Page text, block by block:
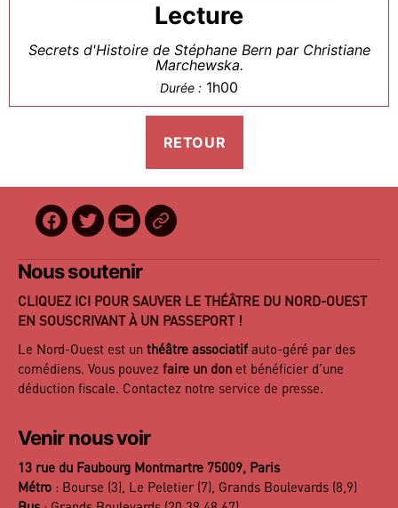
Lecture
Secrets d'Histoire de Stéphane Bern par Christiane
Marchewska.
Durée : 1h00
Facebook
Twitter
E-
mail
BilletReduc
Nous soutenir
CLIQUEZ ICI POUR SAUVER LE THÉÂTRE DU NORD-OUEST
EN SOUSCRIVANT À UN PASSEPORT !
Le Nord-Ouest est un théâtre associatif auto-géré par des
comédiens. Vous pouvez faire un don et bénéficier d’une
déduction fiscale. Contactez notre service de presse.
Venir nous voir
13 rue du Faubourg Montmartre 75009, Paris
Métro : Bourse (3), Le Peletier (7), Grands Boulevards (8,9)